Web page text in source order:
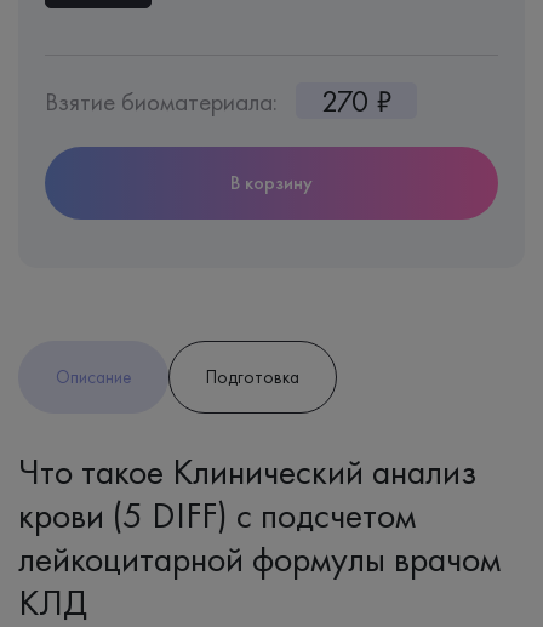
Взятие биоматериала: 270 ₽
В корзину
Описание Подготовка
Что такое Клинический анализ
крови (5 DIFF) с подсчетом
лейкоцитарной формулы врачом
КЛД